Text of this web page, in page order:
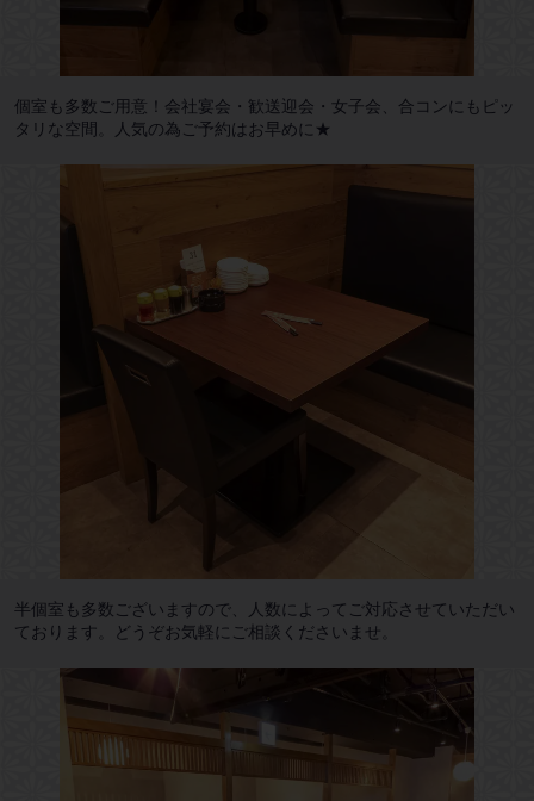
個室も多数ご用意！会社宴会・歓送迎会・女子会、合コンにもピッ
タリな空間。人気の為ご予約はお早めに★
半個室も多数ございますので、人数によってご対応させていただい
ております。どうぞお気軽にご相談くださいませ。